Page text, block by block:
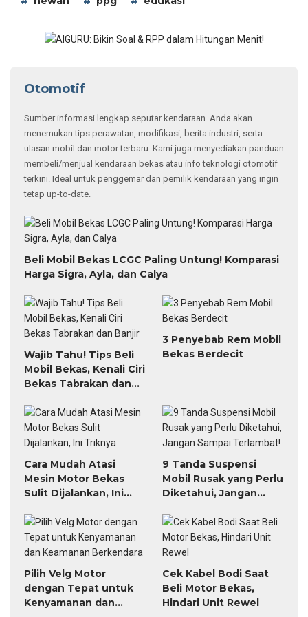
Otomotif
Sumber informasi lengkap seputar kendaraan. Anda akan
menemukan tips perawatan, modifikasi, berita industri, serta
ulasan mobil dan motor terbaru. Kami juga menyediakan panduan
membeli/menjual kendaraan bekas atau info teknologi otomotif
terkini. Ideal untuk penggemar dan pemilik kendaraan yang ingin
tetap up-to-date.
Beli Mobil Bekas LCGC Paling Untung! Komparasi
Harga Sigra, Ayla, dan Calya
Wajib Tahu! Tips Beli
Mobil Bekas, Kenali Ciri
Bekas Tabrakan dan
3 Penyebab Rem Mobil
Bekas Berdecit
Cara Mudah Atasi
Mesin Motor Bekas
Sulit Dijalankan, Ini
9 Tanda Suspensi
Mobil Rusak yang Perlu
Diketahui, Jangan
Pilih Velg Motor
dengan Tepat untuk
Kenyamanan dan
Cek Kabel Bodi Saat
Beli Motor Bekas,
Hindari Unit Rewel